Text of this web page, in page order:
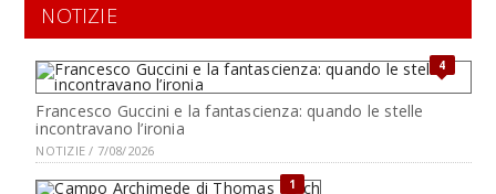
NOTIZIE
4
Francesco Guccini e la fantascienza: quando le stelle
incontravano l’ironia
NOTIZIE / 7/08/2026
1